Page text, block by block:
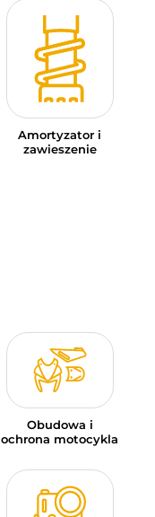
Amortyzator i
zawieszenie
Obudowa i
ochrona motocykla